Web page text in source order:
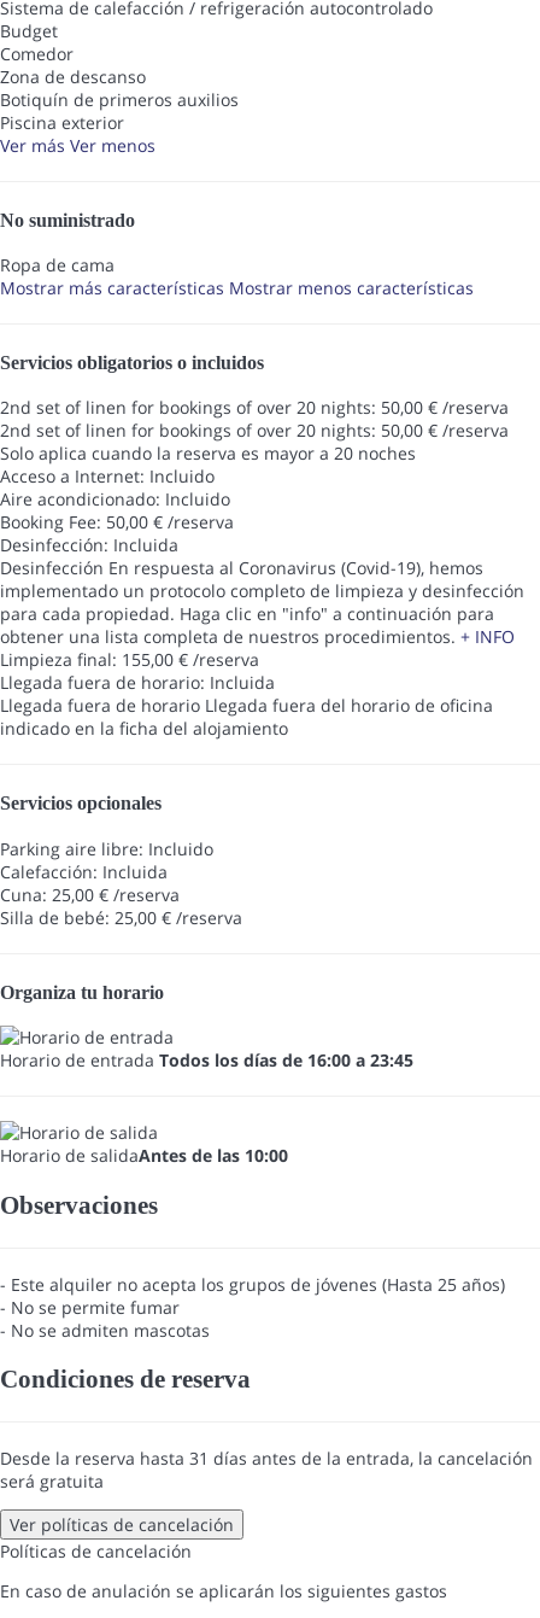
Sistema de calefacción / refrigeración autocontrolado
Budget
Comedor
Zona de descanso
Botiquín de primeros auxilios
Piscina exterior
Ver más Ver menos
No suministrado
Ropa de cama
Mostrar más características Mostrar menos características
Servicios obligatorios o incluidos
2nd set of linen for bookings of over 20 nights: 50,00 € /reserva
2nd set of linen for bookings of over 20 nights: 50,00 € /reserva
Solo aplica cuando la reserva es mayor a 20 noches
Acceso a Internet: Incluido
Aire acondicionado: Incluido
Booking Fee: 50,00 € /reserva
Desinfección: Incluida
Desinfección En respuesta al Coronavirus (Covid-19), hemos
implementado un protocolo completo de limpieza y desinfección
para cada propiedad. Haga clic en "info" a continuación para
obtener una lista completa de nuestros procedimientos. + INFO
Limpieza final: 155,00 € /reserva
Llegada fuera de horario: Incluida
Llegada fuera de horario Llegada fuera del horario de oficina
indicado en la ficha del alojamiento
Servicios opcionales
Parking aire libre: Incluido
Calefacción: Incluida
Cuna: 25,00 € /reserva
Silla de bebé: 25,00 € /reserva
Organiza tu horario
Horario de entrada Todos los días de 16:00 a 23:45
Horario de salidaAntes de las 10:00
Observaciones
- Este alquiler no acepta los grupos de jóvenes (Hasta 25 años)
- No se permite fumar
- No se admiten mascotas
Condiciones de reserva
Desde la reserva hasta 31 días antes de la entrada, la cancelación
será gratuita
Ver políticas de cancelación
Políticas de cancelación
En caso de anulación se aplicarán los siguientes gastos